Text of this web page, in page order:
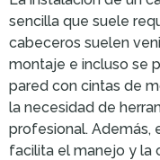
sencilla que suele
cabeceros suelen
montaje e incluso se
pared con cintas de
la necesidad de
profesional. Además,
facilita el manejo y la